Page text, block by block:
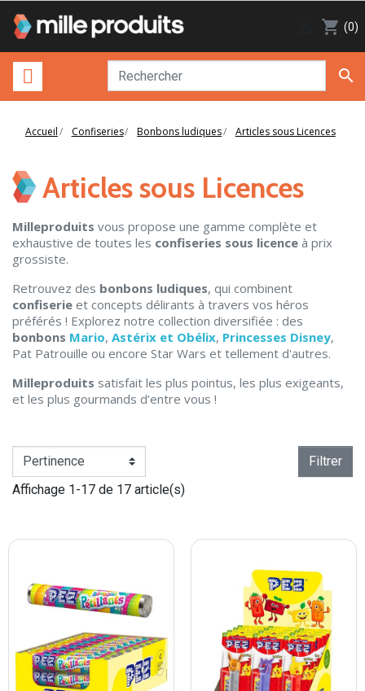
shopping_cart (0)

Accueil Confiseries Bonbons ludiques Articles sous Licences
Articles sous Licences
Milleproduits vous propose une gamme complète et
exhaustive de toutes les confiseries sous licence à prix
grossiste.
Retrouvez des bonbons ludiques, qui combinent
confiserie et concepts délirants à travers vos héros
préférés ! Explorez notre collection diversifiée : des
bonbons Mario, Astérix et Obélix, Princesses Disney,
Pat Patrouille ou encore Star Wars et tellement d'autres.
Milleproduits satisfait les plus pointus, les plus exigeants,
et les plus gourmands d’entre vous !
Filtrer
Affichage 1-17 de 17 article(s)